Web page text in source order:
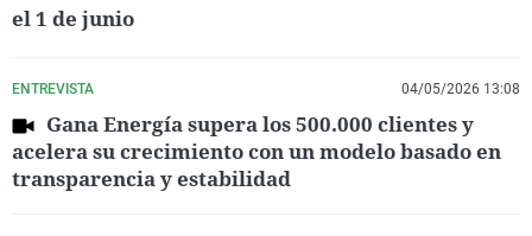
el 1 de junio
ENTREVISTA 04/05/2026 13:08
Gana Energía supera los 500.000 clientes y
acelera su crecimiento con un modelo basado en
transparencia y estabilidad